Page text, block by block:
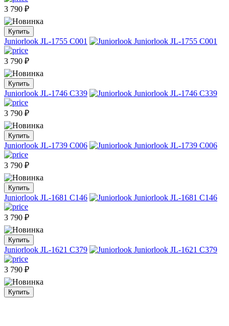
3 790 ₽
Купить
Juniorlook JL-1755 C001
3 790 ₽
Купить
Juniorlook JL-1746 C339
3 790 ₽
Купить
Juniorlook JL-1739 C006
3 790 ₽
Купить
Juniorlook JL-1681 C146
3 790 ₽
Купить
Juniorlook JL-1621 C379
3 790 ₽
Купить